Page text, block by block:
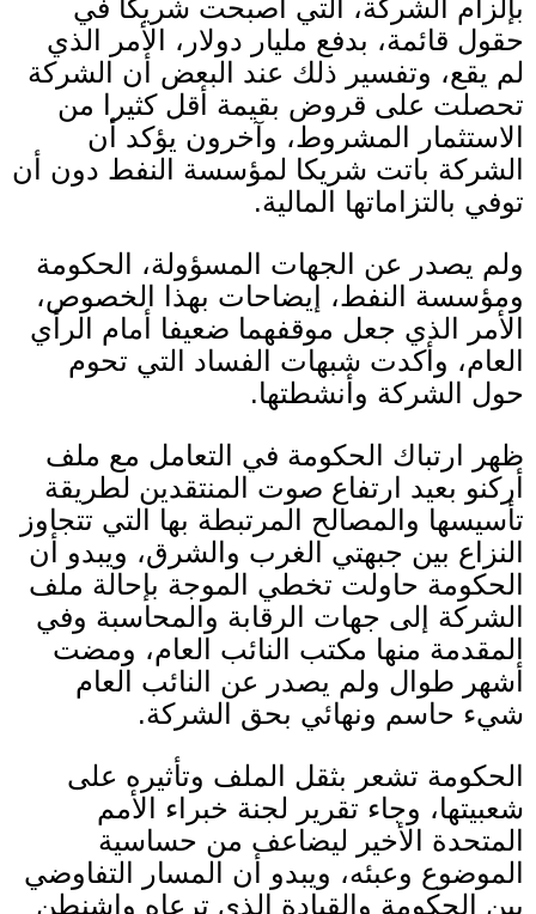
بإلزام الشركة، التي أصبحت شريكا في
حقول قائمة، بدفع مليار دولار، الأمر الذي
لم يقع، وتفسير ذلك عند البعض أن الشركة
تحصلت على قروض بقيمة أقل كثيرا من
الاستثمار المشروط، وآخرون يؤكد أن
الشركة باتت شريكا لمؤسسة النفط دون أن
توفي بالتزاماتها المالية.
ولم يصدر عن الجهات المسؤولة، الحكومة
ومؤسسة النفط، إيضاحات بهذا الخصوص،
الأمر الذي جعل موقفهما ضعيفا أمام الرأي
العام، وأكدت شبهات الفساد التي تحوم
حول الشركة وأنشطتها.
ظهر ارتباك الحكومة في التعامل مع ملف
أركنو بعيد ارتفاع صوت المنتقدين لطريقة
تأسيسها والمصالح المرتبطة بها التي تتجاوز
النزاع بين جبهتي الغرب والشرق، ويبدو أن
الحكومة حاولت تخطي الموجة بإحالة ملف
الشركة إلى جهات الرقابة والمحاسبة وفي
المقدمة منها مكتب النائب العام، ومضت
أشهر طوال ولم يصدر عن النائب العام
شيء حاسم ونهائي بحق الشركة.
الحكومة تشعر بثقل الملف وتأثيره على
شعبيتها، وجاء تقرير لجنة خبراء الأمم
المتحدة الأخير ليضاعف من حساسية
الموضوع وعبئه، ويبدو أن المسار التفاوضي
بين الحكومة والقيادة الذي ترعاه واشنطن